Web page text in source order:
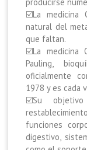
producirse
☑️La medicina
natural del
que faltan.
☑️La medicina
Pauling,
oficialmente
1978 y es cada
☑️Su
funciones
digestivo,